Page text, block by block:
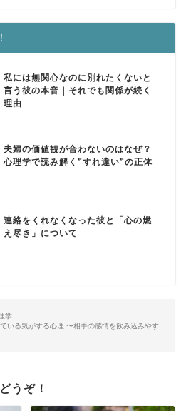
私には無関心なのに別れたくないと
言う彼の本音｜それでも関係が続く
理由
夫婦の価値観が合わないのはなぜ？
心理学で読み解く”すれ違い”の正体
連絡をくれなくなった彼と「心の燃
え尽き」について
学
いる気がする心理 〜相手の感情を飲み込みやす
うぞ！